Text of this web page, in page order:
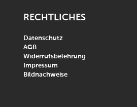
RECHTLICHES
Datenschutz
AGB
Widerrufsbelehrung
Impressum
Bildnachweise